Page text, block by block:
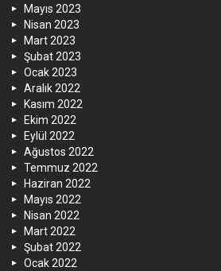
Mayıs 2023
Nisan 2023
Mart 2023
Şubat 2023
Ocak 2023
Aralık 2022
Kasım 2022
Ekim 2022
Eylül 2022
Ağustos 2022
Temmuz 2022
Haziran 2022
Mayıs 2022
Nisan 2022
Mart 2022
Şubat 2022
Ocak 2022